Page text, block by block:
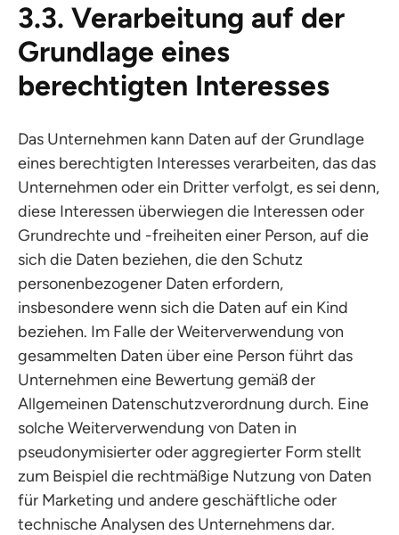
3.3. Verarbeitung auf der
Grundlage eines
berechtigten Interesses
Das Unternehmen kann Daten auf der Grundlage
eines berechtigten Interesses verarbeiten, das das
Unternehmen oder ein Dritter verfolgt, es sei denn,
diese Interessen überwiegen die Interessen oder
Grundrechte und -freiheiten einer Person, auf die
sich die Daten beziehen, die den Schutz
personenbezogener Daten erfordern,
insbesondere wenn sich die Daten auf ein Kind
beziehen. Im Falle der Weiterverwendung von
gesammelten Daten über eine Person führt das
Unternehmen eine Bewertung gemäß der
Allgemeinen Datenschutzverordnung durch. Eine
solche Weiterverwendung von Daten in
pseudonymisierter oder aggregierter Form stellt
zum Beispiel die rechtmäßige Nutzung von Daten
für Marketing und andere geschäftliche oder
technische Analysen des Unternehmens dar.